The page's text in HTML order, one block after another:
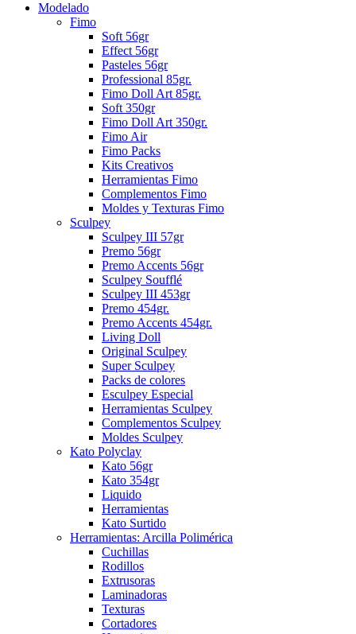
Modelado
Fimo
Soft 56gr
Effect 56gr
Pasteles 56gr
Professional 85gr.
Fimo Doll Art 85gr.
Soft 350gr
Fimo Doll Art 350gr.
Fimo Air
Fimo Packs
Kits Creativos
Herramientas Fimo
Complementos Fimo
Moldes y Texturas Fimo
Sculpey
Sculpey III 57gr
Premo 56gr
Premo Accents 56gr
Sculpey Soufflé
Sculpey III 453gr
Premo 454gr.
Premo Accents 454gr.
Living Doll
Original Sculpey
Super Sculpey
Packs de colores
Esculpey Especial
Herramientas Sculpey
Complementos Sculpey
Moldes Sculpey
Kato Polyclay
Kato 56gr
Kato 354gr
Liquido
Herramientas
Kato Surtido
Herramientas: Arcilla Polimérica
Cuchillas
Rodillos
Extrusoras
Laminadoras
Texturas
Cortadores